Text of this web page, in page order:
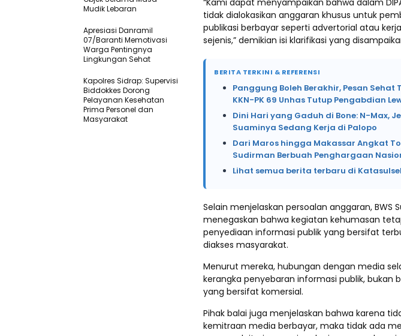
“Kami dapat menyampaikan bahwa dalam
tidak dialokasikan anggaran khusus untuk
publikasi berbayar seperti advertorial atau
sejenis,” demikian isi klarifikasi yang
BERITA TERKINI & REFERENSI
Panggung Boleh Berakhir, Pesan
KKN-PK 69 Unhas Tutup Pengabdian
Dini Hari yang Gaduh di Bone: N-Max,
Suaminya Sedang Kerja di Palopo
Dari Maros hingga Makassar Angkat
Sudirman Berbuah Penghargaan
Lihat semua berita terbaru di Katasulsel
Selain menjelaskan persoalan anggaran, BWS
menegaskan bahwa kegiatan kehumasan
penyediaan informasi publik yang bersifat
diakses masyarakat.
Menurut mereka, hubungan dengan media
kerangka penyebaran informasi publik, bukan
yang bersifat komersial.
Pihak balai juga menjelaskan bahwa karena
kemitraan media berbayar, maka tidak ada
Mudik Lebaran
Apresiasi Danramil
07/Baranti Memotivasi
Warga Pentingnya
Lingkungan Sehat
Kapolres Sidrap: Supervisi
Biddokkes Dorong
Pelayanan Kesehatan
Prima Personel dan
Masyarakat